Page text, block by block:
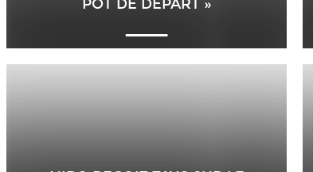
POT DE DÉPART »